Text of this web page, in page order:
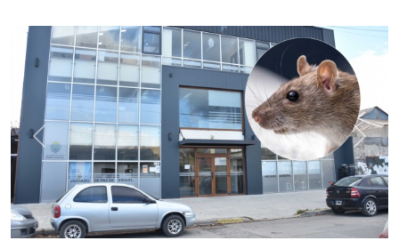
Anterior